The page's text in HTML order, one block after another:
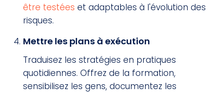
être testées et adaptables à l'évolution des
risques.
Mettre les plans à exécution
Traduisez les stratégies en pratiques
quotidiennes. Offrez de la formation,
sensibilisez les gens, documentez les